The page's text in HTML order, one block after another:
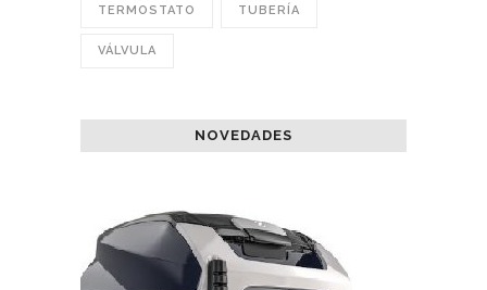
TERMOSTATO TUBERÍA
VÁLVULA
NOVEDADES